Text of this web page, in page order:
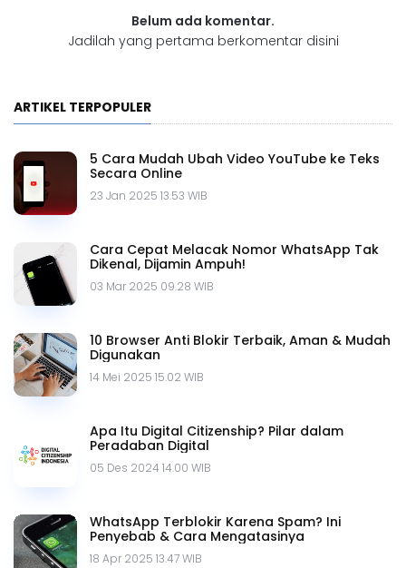
Belum ada komentar.
Jadilah yang pertama berkomentar disini
ARTIKEL TERPOPULER
5 Cara Mudah Ubah Video YouTube ke Teks
Secara Online
23 Jan 2025 13.53 WIB
Cara Cepat Melacak Nomor WhatsApp Tak
Dikenal, Dijamin Ampuh!
03 Mar 2025 09.28 WIB
10 Browser Anti Blokir Terbaik, Aman & Mudah
Digunakan
14 Mei 2025 15.02 WIB
Apa Itu Digital Citizenship? Pilar dalam
Peradaban Digital
05 Des 2024 14.00 WIB
WhatsApp Terblokir Karena Spam? Ini
Penyebab & Cara Mengatasinya
18 Apr 2025 13.47 WIB